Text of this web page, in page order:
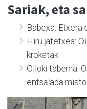
Sariak, eta
Babexa: Etxera
Hiru jatetxea:
kroketak.
Olloki taberna:
entsalada